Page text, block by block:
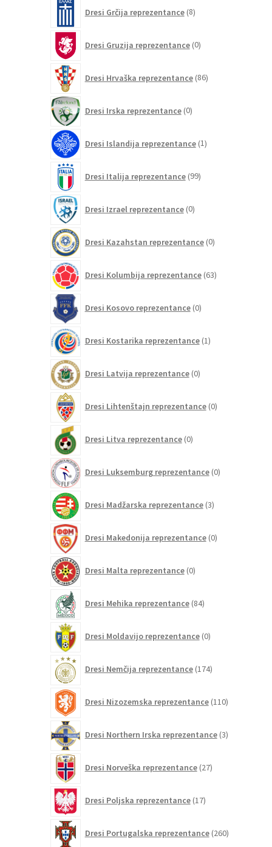
Dresi Grčija reprezentance 8izdelkov
Dresi Gruzija reprezentance 0izdelkov
Dresi Hrvaška reprezentance 86izdelkov
Dresi Irska reprezentance 0izdelkov
Dresi Islandija reprezentance 1izdelek
Dresi Italija reprezentance 99izdelkov
Dresi Izrael reprezentance 0izdelkov
Dresi Kazahstan reprezentance 0izdelkov
Dresi Kolumbija reprezentance 63izdelkov
Dresi Kosovo reprezentance 0izdelkov
Dresi Kostarika reprezentance 1izdelek
Dresi Latvija reprezentance 0izdelkov
Dresi Lihtenštajn reprezentance 0izdelkov
Dresi Litva reprezentance 0izdelkov
Dresi Luksemburg reprezentance 0izdelkov
Dresi Madžarska reprezentance 3izdelki
Dresi Makedonija reprezentance 0izdelkov
Dresi Malta reprezentance 0izdelkov
Dresi Mehika reprezentance 84izdelkov
Dresi Moldavijo reprezentance 0izdelkov
Dresi Nemčija reprezentance 174izdelkov
Dresi Nizozemska reprezentance 110izdelkov
Dresi Northern Irska reprezentance 3izdelki
Dresi Norveška reprezentance 27izdelkov
Dresi Poljska reprezentance 17izdelkov
Dresi Portugalska reprezentance 260izdelkov